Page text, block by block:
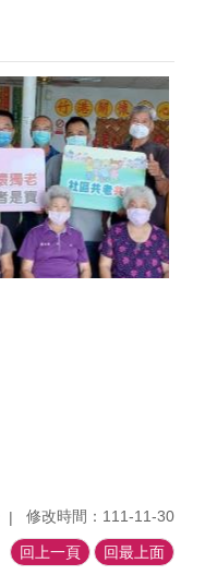
修改時間：111-11-30
回上一頁 回最上面